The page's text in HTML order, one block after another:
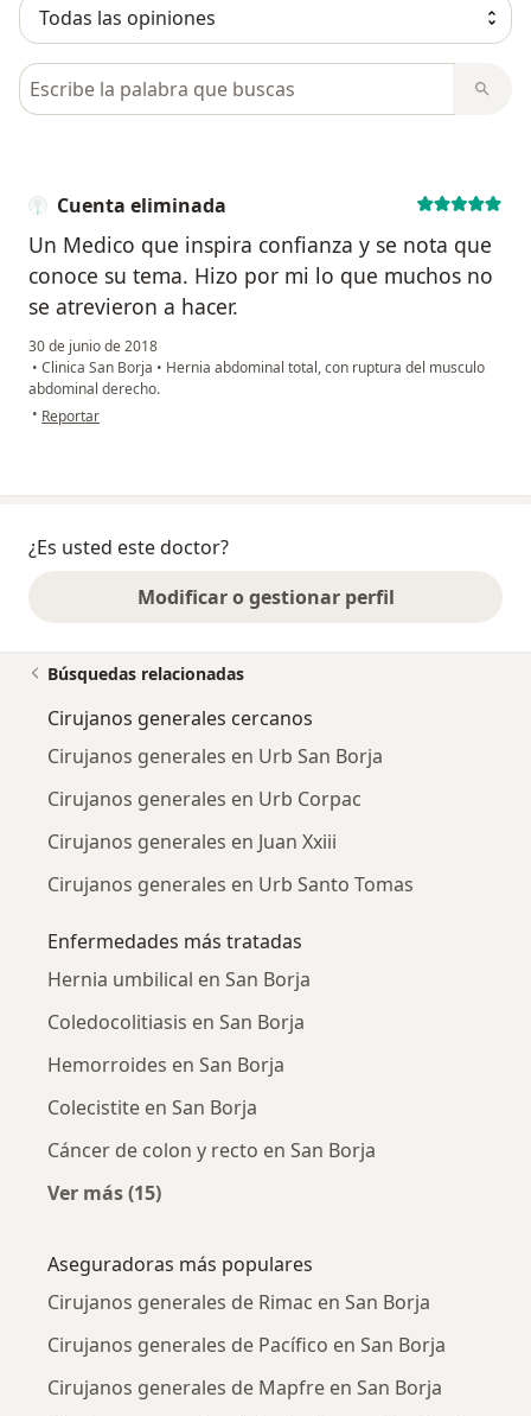
Busca en opiniones
Cuenta eliminada
Un Medico que inspira confianza y se nota que
conoce su tema. Hizo por mi lo que muchos no
se atrevieron a hacer.
30 de junio de 2018
• Clinica San Borja • Hernia abdominal total, con ruptura del musculo
abdominal derecho.
• en opinión del usuario Cuenta eliminada
Reportar
¿Es usted este doctor?
Modificar o gestionar perfil
Búsquedas relacionadas
Cirujanos generales cercanos
Cirujanos generales en Urb San Borja
Cirujanos generales en Urb Corpac
Cirujanos generales en Juan Xxiii
Cirujanos generales en Urb Santo Tomas
Enfermedades más tratadas
Hernia umbilical en San Borja
Coledocolitiasis en San Borja
Hemorroides en San Borja
Colecistite en San Borja
Cáncer de colon y recto en San Borja
Ver más (15)
Aseguradoras más populares
Cirujanos generales de Rimac en San Borja
Cirujanos generales de Pacífico en San Borja
Cirujanos generales de Mapfre en San Borja